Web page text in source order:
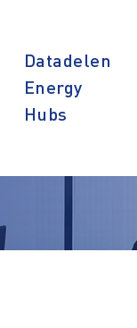
Datadelen
Energy
Hubs